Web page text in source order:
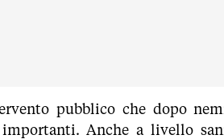
pubblico che dopo
Anche a livello